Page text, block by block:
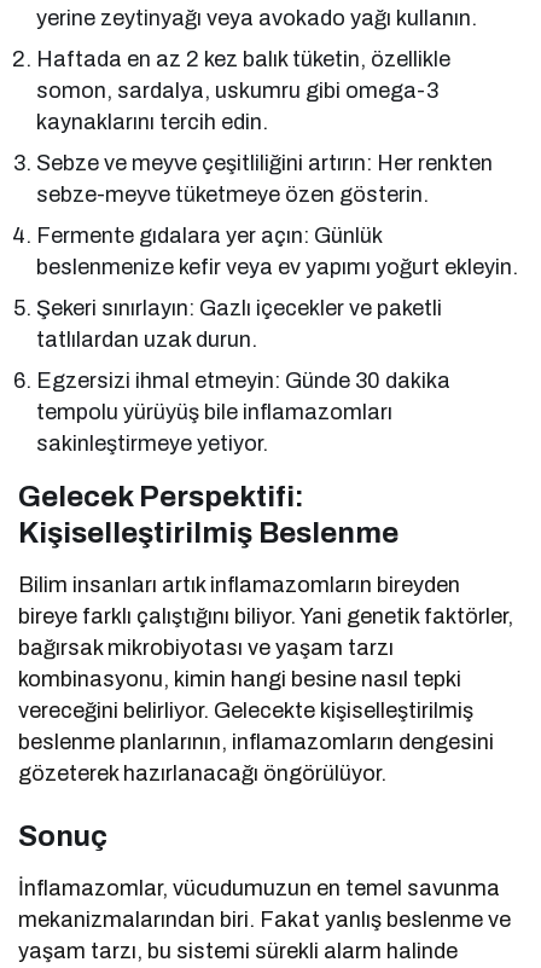
yerine zeytinyağı veya avokado yağı kullanın.
Haftada en az 2 kez balık tüketin, özellikle
somon, sardalya, uskumru gibi omega-3
kaynaklarını tercih edin.
Sebze ve meyve çeşitliliğini artırın: Her renkten
sebze-meyve tüketmeye özen gösterin.
Fermente gıdalara yer açın: Günlük
beslenmenize kefir veya ev yapımı yoğurt ekleyin.
Şekeri sınırlayın: Gazlı içecekler ve paketli
tatlılardan uzak durun.
Egzersizi ihmal etmeyin: Günde 30 dakika
tempolu yürüyüş bile inflamazomları
sakinleştirmeye yetiyor.
Gelecek Perspektifi:
Kişiselleştirilmiş Beslenme
Bilim insanları artık inflamazomların bireyden
bireye farklı çalıştığını biliyor. Yani genetik faktörler,
bağırsak mikrobiyotası ve yaşam tarzı
kombinasyonu, kimin hangi besine nasıl tepki
vereceğini belirliyor. Gelecekte kişiselleştirilmiş
beslenme planlarının, inflamazomların dengesini
gözeterek hazırlanacağı öngörülüyor.
Sonuç
İnflamazomlar, vücudumuzun en temel savunma
mekanizmalarından biri. Fakat yanlış beslenme ve
yaşam tarzı, bu sistemi sürekli alarm halinde